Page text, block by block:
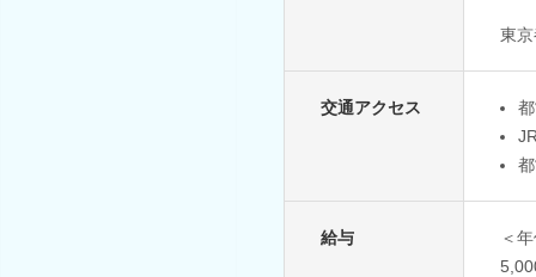
東
交通アクセス
給与
＜